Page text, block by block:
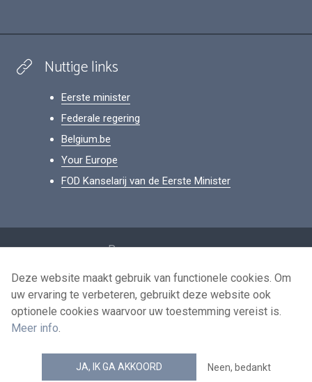
Nuttige links
Eerste minister
Federale regering
Belgium.be
Your Europe
FOD Kanselarij van de Eerste Minister
Persoonsgegevens
Voorwaarden voor het hergebruik
Contacteer ons
news.belgium RSS feed
Deze website maakt gebruik van functionele cookies. Om
uw ervaring te verbeteren, gebruikt deze website ook
optionele cookies waarvoor uw toestemming vereist is.
Meer info.
JA, IK GA AKKOORD Neen, bedankt